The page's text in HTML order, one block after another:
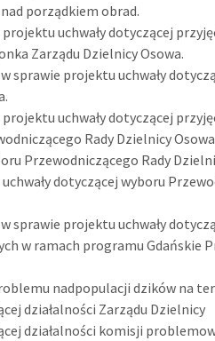
porządkiem obrad.
projektu uchwały dotyczącej
Zarządu Dzielnicy Osowa.
sprawie projektu uchwały
projektu uchwały dotyczącej
Rady Dzielnicy
Przewodniczącego Rady
uchwały dotyczącej wyboru
w sprawie projektu uchwały
w ramach programu Gdańskie
nadpopulacji dzików na
działalności Zarządu Dzielnicy
działalności komisji